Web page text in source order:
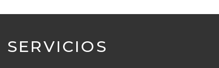
SERVICIOS